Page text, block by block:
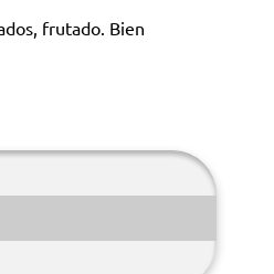
frutado. Bien